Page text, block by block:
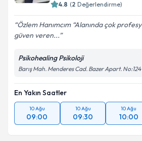
4.8 (2 Değerlendirme)
Özlem Hanımcım “Alanında çok
güven veren...
Psikohealing Psikoloji
Barış Mah. Menderes Cad. Bazer Apart.
En Yakın Saatler
10 Ağu
09:00
10 Ağu
09:30
10 Ağu
10:00